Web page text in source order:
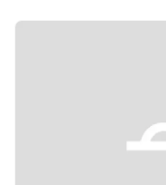
Previous slide